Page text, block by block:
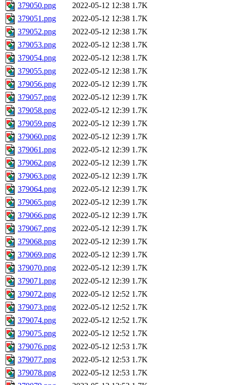
379050.png
2022-05-12 12:38 1.7K
379051.png
2022-05-12 12:38 1.7K
379052.png
2022-05-12 12:38 1.7K
379053.png
2022-05-12 12:38 1.7K
379054.png
2022-05-12 12:38 1.7K
379055.png
2022-05-12 12:38 1.7K
379056.png
2022-05-12 12:39 1.7K
379057.png
2022-05-12 12:39 1.7K
379058.png
2022-05-12 12:39 1.7K
379059.png
2022-05-12 12:39 1.7K
379060.png
2022-05-12 12:39 1.7K
379061.png
2022-05-12 12:39 1.7K
379062.png
2022-05-12 12:39 1.7K
379063.png
2022-05-12 12:39 1.7K
379064.png
2022-05-12 12:39 1.7K
379065.png
2022-05-12 12:39 1.7K
379066.png
2022-05-12 12:39 1.7K
379067.png
2022-05-12 12:39 1.7K
379068.png
2022-05-12 12:39 1.7K
379069.png
2022-05-12 12:39 1.7K
379070.png
2022-05-12 12:39 1.7K
379071.png
2022-05-12 12:39 1.7K
379072.png
2022-05-12 12:52 1.7K
379073.png
2022-05-12 12:52 1.7K
379074.png
2022-05-12 12:52 1.7K
379075.png
2022-05-12 12:52 1.7K
379076.png
2022-05-12 12:53 1.7K
379077.png
2022-05-12 12:53 1.7K
379078.png
2022-05-12 12:53 1.7K